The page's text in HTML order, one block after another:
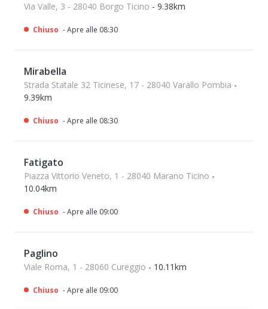
Via Valle, 3 - 28040 Borgo Ticino - 9.38km
Chiuso - Apre alle 08:30
Mirabella
Strada Statale 32 Ticinese, 17 - 28040 Varallo Pombia -
9.39km
Chiuso - Apre alle 08:30
Fatigato
Piazza Vittorio Veneto, 1 - 28040 Marano Ticino -
10.04km
Chiuso - Apre alle 09:00
Paglino
Viale Roma, 1 - 28060 Cureggio - 10.11km
Chiuso - Apre alle 09:00